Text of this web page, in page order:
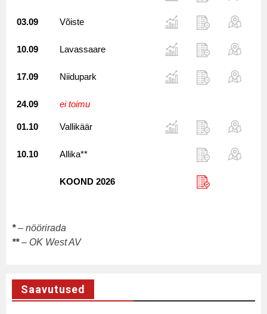
03.09 Võiste
10.09 Lavassaare
17.09 Niidupark
24.09 ei toimu
01.10 Vallikäär
10.10 Allika**
KOOND 2026
*– nöörirada
**– OK West AV
Saavutused